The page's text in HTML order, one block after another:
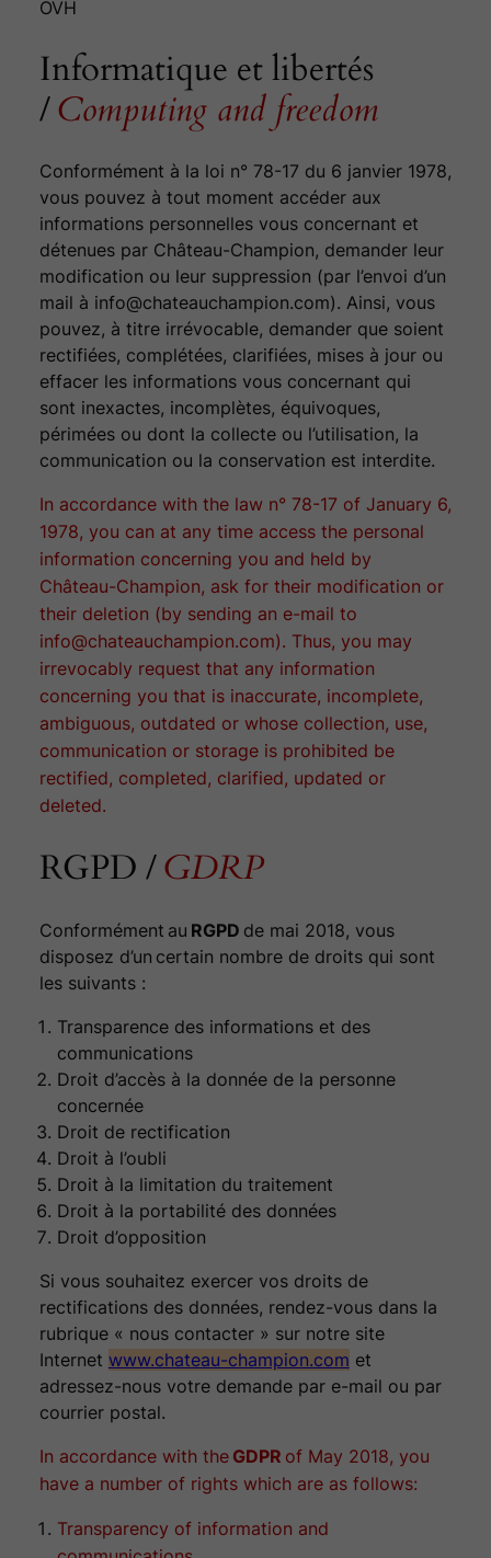
OVH
Informatique et libertés
/Computing and freedom
Conformément à la loi n° 78-17 du 6 janvier 1978,
vous pouvez à tout moment accéder aux
informations personnelles vous concernant et
détenues par Château-Champion, demander leur
modification ou leur suppression (par l’envoi d’un
mail à info@chateauchampion.com). Ainsi, vous
pouvez, à titre irrévocable, demander que soient
rectifiées, complétées, clarifiées, mises à jour ou
effacer les informations vous concernant qui
sont inexactes, incomplètes, équivoques,
périmées ou dont la collecte ou l’utilisation, la
communication ou la conservation est interdite.
In accordance with the law n° 78-17 of January 6,
1978, you can at any time access the personal
information concerning you and held by
Château-Champion, ask for their modification or
their deletion (by sending an e-mail to
info@chateauchampion.com). Thus, you may
irrevocably request that any information
concerning you that is inaccurate, incomplete,
ambiguous, outdated or whose collection, use,
communication or storage is prohibited be
rectified, completed, clarified, updated or
deleted.
RGPD /GDRP
Conformément au RGPD de mai 2018, vous
disposez d’un certain nombre de droits qui sont
les suivants :
Transparence des informations et des
communications
Droit d’accès à la donnée de la personne
concernée
Droit de rectification
Droit à l’oubli
Droit à la limitation du traitement
Droit à la portabilité des données
Droit d’opposition
Si vous souhaitez exercer vos droits de
rectifications des données, rendez-vous dans la
rubrique « nous contacter » sur notre site
Internet www.chateau-champion.com et
adressez-nous votre demande par e-mail ou par
courrier postal.
In accordance with the GDPR of May 2018, you
have a number of rights which are as follows:
Transparency of information and